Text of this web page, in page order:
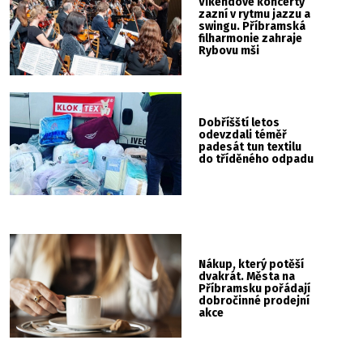
zazní v rytmu jazzu a
swingu. Příbramská
filharmonie zahraje
Rybovu mši
Dobříšští letos
odevzdali téměř
padesát tun textilu
do tříděného odpadu
Nákup, který potěší
dvakrát. Města na
Příbramsku pořádají
dobročinné prodejní
akce